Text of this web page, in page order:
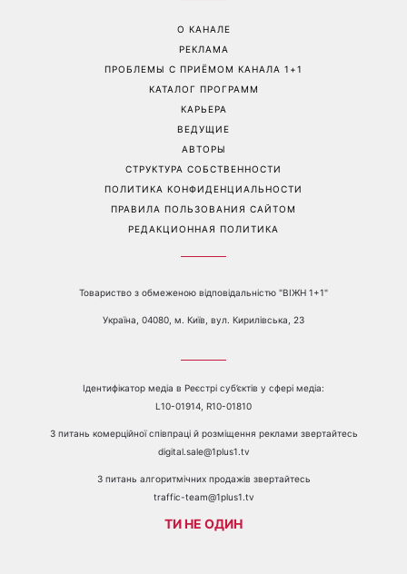
О КАНАЛЕ
РЕКЛАМА
ПРОБЛЕМЫ С ПРИЁМОМ КАНАЛА 1+1
КАТАЛОГ ПРОГРАММ
КАРЬЕРА
ВЕДУЩИЕ
АВТОРЫ
СТРУКТУРА СОБСТВЕННОСТИ
ПОЛИТИКА КОНФИДЕНЦИАЛЬНОСТИ
ПРАВИЛА ПОЛЬЗОВАНИЯ САЙТОМ
РЕДАКЦИОННАЯ ПОЛИТИКА
Товариство з обмеженою відповідальністю "ВІЖН 1+1"
Україна, 04080, м. Київ, вул. Кирилівська, 23
Ідентифікатор медіа в Реєстрі суб’єктів у сфері медіа:
L10-01914, R10-01810
З питань комерційної співпраці й розміщення реклами звертайтесь
digital.sale@1plus1.tv
З питань алгоритмічних продажів звертайтесь
traffic-team@1plus1.tv
ТИ НЕ ОДИН